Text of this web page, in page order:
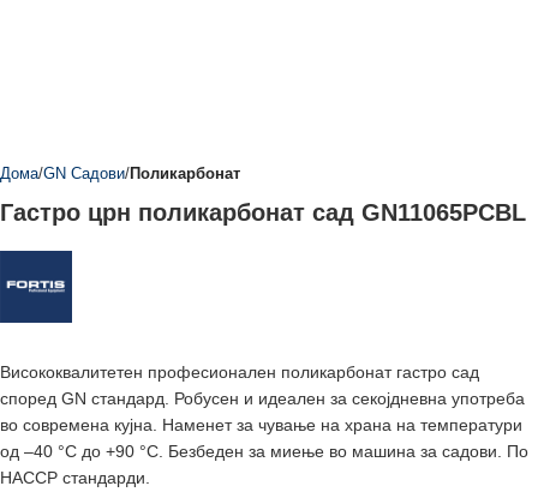
Дома GN Садови Поликарбонат
Гастро црн поликарбонат сад GN11065PCBL
Висококвалитетен професионален поликарбонат гастро сад
според GN стандард. Робусен и идеален за секојдневна употреба
во современа кујна. Наменет за чување на храна на температури
од –40 °C до +90 °C. Безбеден за миење во машина за садови. По
HACCP стандарди.